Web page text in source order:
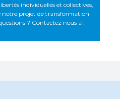
individuelles et collectives,
notre projet de transformation
? Contactez nous à :